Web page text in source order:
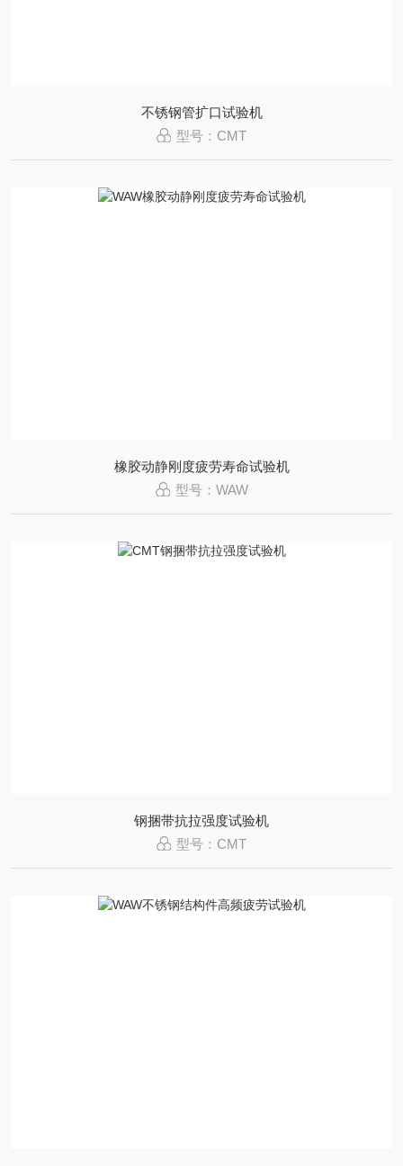
不锈钢管扩口试验机
型号：CMT
橡胶动静刚度疲劳寿命试验机
型号：WAW
钢捆带抗拉强度试验机
型号：CMT